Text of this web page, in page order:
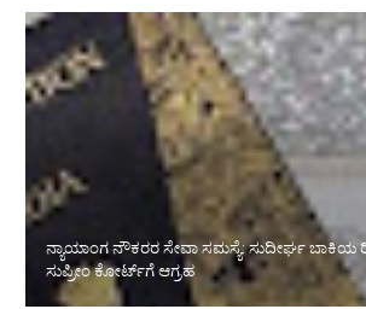
ನ್ಯಾಯಾಂಗ ನೌಕರರ ಸೇವಾ ಸಮಸ್ಯೆ: ಸುದೀರ್ಘ ಬಾಕಿಯ
ಸುಪ್ರೀಂ ಕೋರ್ಟ್‌ಗೆ ಆಗ್ರಹ